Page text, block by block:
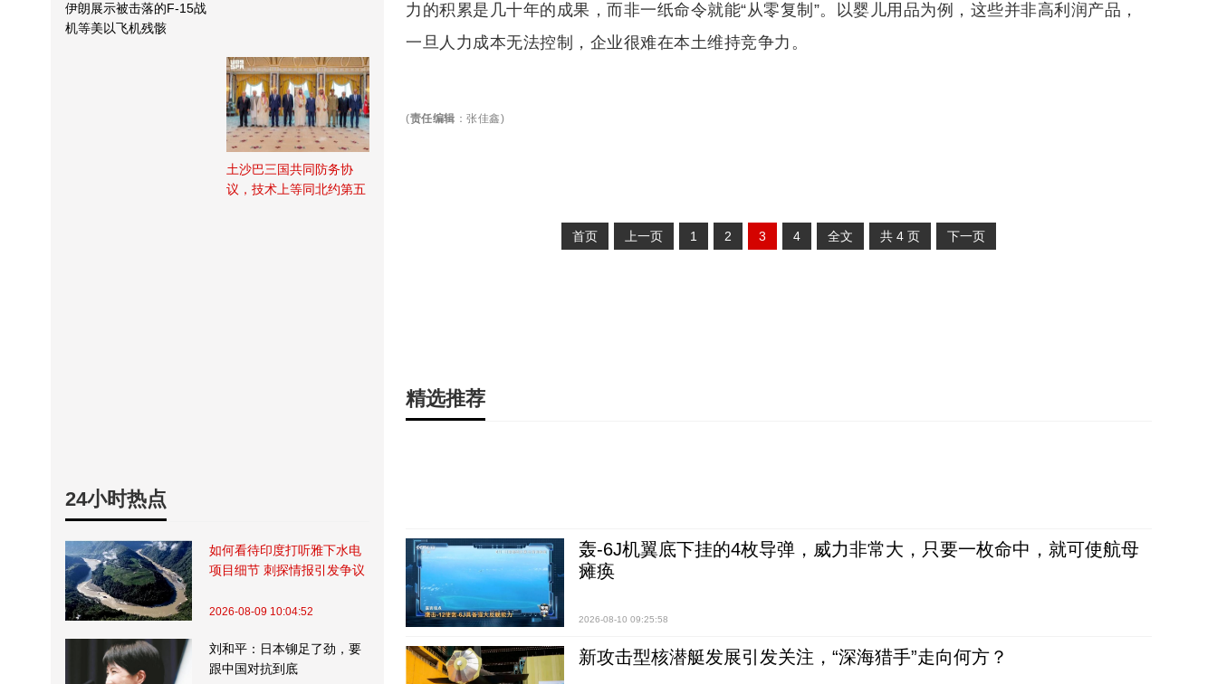
伊朗展示被击落的F-15战
机等美以飞机残骸
土沙巴三国共同防务协
议，技术上等同北约第五
24小时热点
如何看待印度打听雅下水电
项目细节 刺探情报引发争议
2026-08-09 10:04:52
刘和平：日本铆足了劲，要
跟中国对抗到底
力的积累是几十年的成果，而非一纸命令就能“从零复制”。以婴儿用品为例，这些并非高利润产品，
一旦人力成本无法控制，企业很难在本土维持竞争力。
(责任编辑 ： 张佳鑫)
首页 上一页 1 2 3 4 全文 共 4 页 下一页
精选推荐
轰-6J机翼底下挂的4枚导弹，威力非常大，只要一枚命中，就可使航母
瘫痪
2026-08-10 09:25:58
新攻击型核潜艇发展引发关注，“深海猎手”走向何方？